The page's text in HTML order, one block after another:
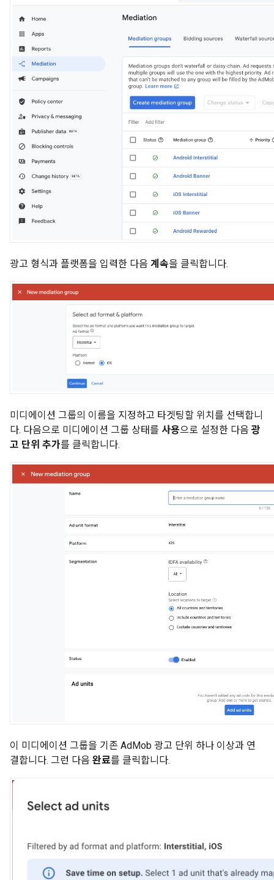
광고 형식과 플랫폼을 입력한 다음 계속을 클릭합니다.
미디에이션 그룹의 이름을 지정하고 타겟팅할 위치를 선택합니
다. 다음으로 미디에이션 그룹 상태를 사용으로 설정한 다음광
고 단위 추가를 클릭합니다.
이 미디에이션 그룹을 기존 AdMob 광고 단위 하나 이상과 연
결합니다. 그런 다음 완료를 클릭합니다.